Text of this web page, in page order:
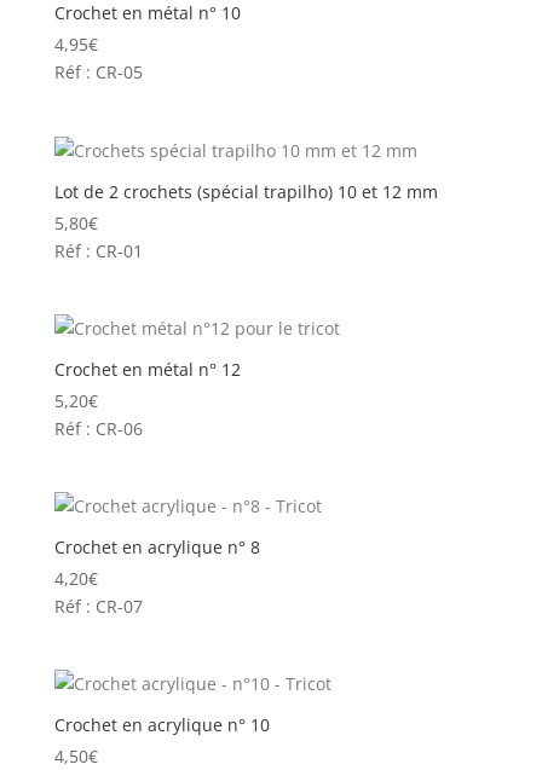
Crochet en métal n° 10
4,95€
Réf : CR-05
Lot de 2 crochets (spécial trapilho) 10 et 12 mm
5,80€
Réf : CR-01
Crochet en métal n° 12
5,20€
Réf : CR-06
Crochet en acrylique n° 8
4,20€
Réf : CR-07
Crochet en acrylique n° 10
4,50€